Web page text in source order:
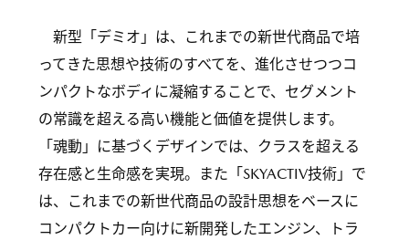
新型「デミオ」は、これまでの新世代商品で培
ってきた思想や技術のすべてを、進化させつつコ
ンパクトなボディに凝縮することで、セグメント
の常識を超える高い機能と価値を提供します。
「魂動」に基づくデザインでは、クラスを超える
存在感と生命感を実現。また「SKYACTIV技術」で
は、これまでの新世代商品の設計思想をベースに
コンパクトカー向けに新開発したエンジン、トラ